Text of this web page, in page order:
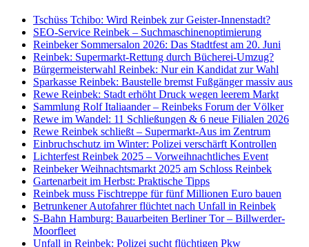
Tschüss Tchibo: Wird Reinbek zur Geister-Innenstadt?
SEO-Service Reinbek – Suchmaschinenoptimierung
Reinbeker Sommersalon 2026: Das Stadtfest am 20. Juni
Reinbek: Supermarkt-Rettung durch Bücherei-Umzug?
Bürgermeisterwahl Reinbek: Nur ein Kandidat zur Wahl
Sparkasse Reinbek: Baustelle bremst Fußgänger massiv aus
Rewe Reinbek: Stadt erhöht Druck wegen leerem Markt
Sammlung Rolf Italiaander – Reinbeks Forum der Völker
Rewe im Wandel: 11 Schließungen & 6 neue Filialen 2026
Rewe Reinbek schließt – Supermarkt-Aus im Zentrum
Einbruchschutz im Winter: Polizei verschärft Kontrollen
Lichterfest Reinbek 2025 – Vorweihnachtliches Event
Reinbeker Weihnachtsmarkt 2025 am Schloss Reinbek
Gartenarbeit im Herbst: Praktische Tipps
Reinbek muss Fischtreppe für fünf Millionen Euro bauen
Betrunkener Autofahrer flüchtet nach Unfall in Reinbek
S-Bahn Hamburg: Bauarbeiten Berliner Tor – Billwerder-
Moorfleet
Unfall in Reinbek: Polizei sucht flüchtigen Pkw